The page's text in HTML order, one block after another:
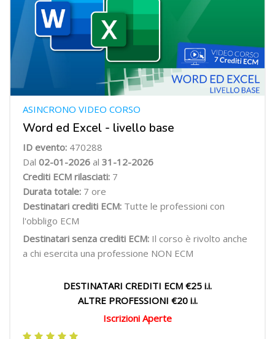
Word ed Excel - livello base
ASINCRONO VIDEO CORSO
ID evento: 470288
Dal 02-01-2026 al 31-12-2026
Crediti ECM rilasciati: 7
Durata totale: 7 ore
Destinatari crediti ECM: Tutte le professioni con
l'obbligo ECM
Destinatari senza crediti ECM: Il corso è rivolto anche
a chi esercita una professione NON ECM
DESTINATARI CREDITI ECM €25 i.i.
ALTRE PROFESSIONI €20 i.i.
Iscrizioni Aperte